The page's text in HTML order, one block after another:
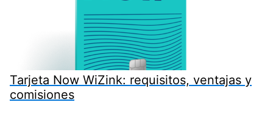
Tarjeta Now WiZink: requisitos, ventajas y
comisiones